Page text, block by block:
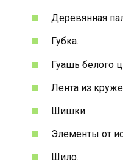
Деревянная
Губка.
Гуашь белого
Лента из
Шишки.
Элементы от
Шило.